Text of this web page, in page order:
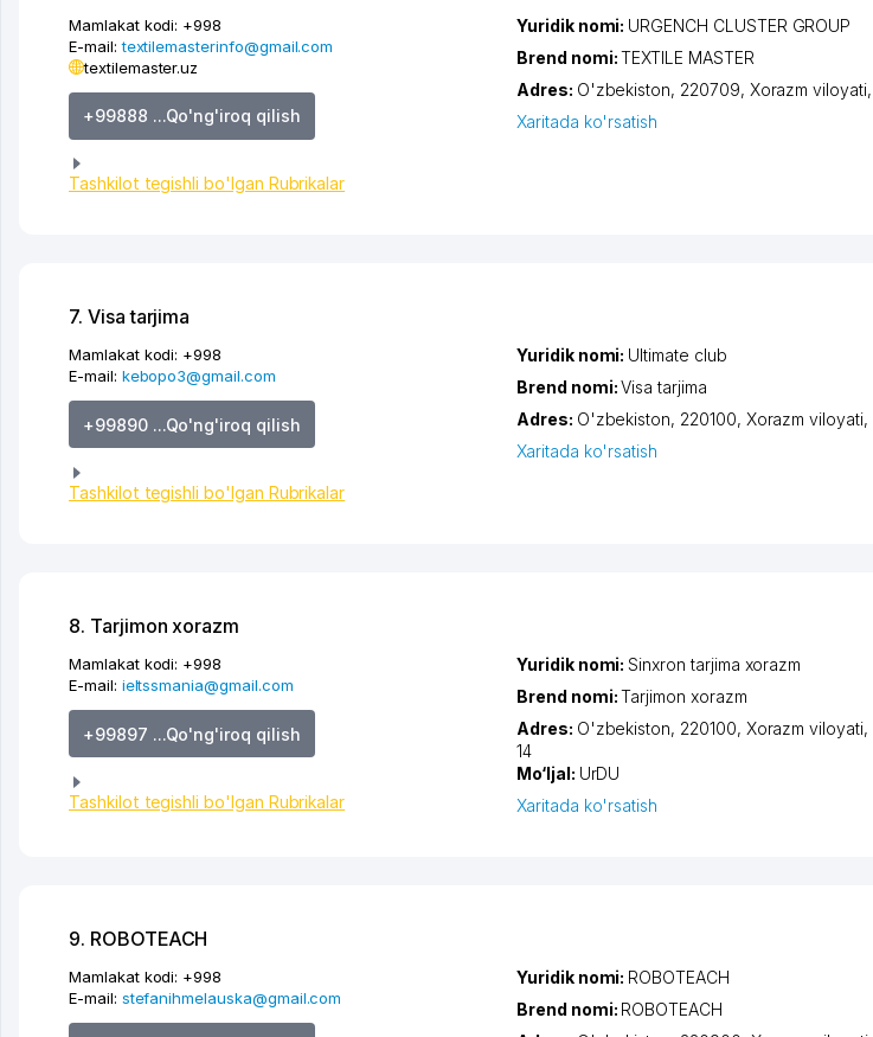
Mamlakat kodi: +998
E-mail:textilemasterinfo@gmail.com
textilemaster.uz
+99888 ...Qo'ng'iroq qilish
Tashkilot tegishli bo'lgan Rubrikalar
Yuridik nomi: URGENCH CLUSTER GROUP
Brend nomi:TEXTILE MASTER
Adres: O'zbekiston, 220709, Xorazm viloyati,
Xaritada ko'rsatish
7. Visa tarjima
Mamlakat kodi: +998
E-mail: kebopo3@gmail.com
+99890 ...Qo'ng'iroq qilish
Tashkilot tegishli bo'lgan Rubrikalar
Yuridik nomi: Ultimate club
Brend nomi:Visa tarjima
Adres: O'zbekiston, 220100, Xorazm viloyati,
Xaritada ko'rsatish
8. Tarjimon xorazm
Mamlakat kodi: +998
E-mail: ieltssmania@gmail.com
+99897 ...Qo'ng'iroq qilish
Tashkilot tegishli bo'lgan Rubrikalar
Yuridik nomi:Sinxron tarjima xorazm
Brend nomi:Tarjimon xorazm
Adres: O'zbekiston, 220100, Xorazm viloyati,
14
Mo‘ljal: UrDU
Xaritada ko'rsatish
9. ROBOTEACH
Mamlakat kodi: +998
E-mail: stefanihmelauska@gmail.com
Yuridik nomi: ROBOTEACH
Brend nomi: ROBOTEACH